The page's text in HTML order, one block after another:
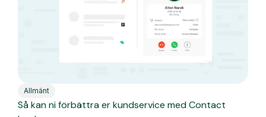
Allmänt
Så kan ni förbättra er kundservice med Contact